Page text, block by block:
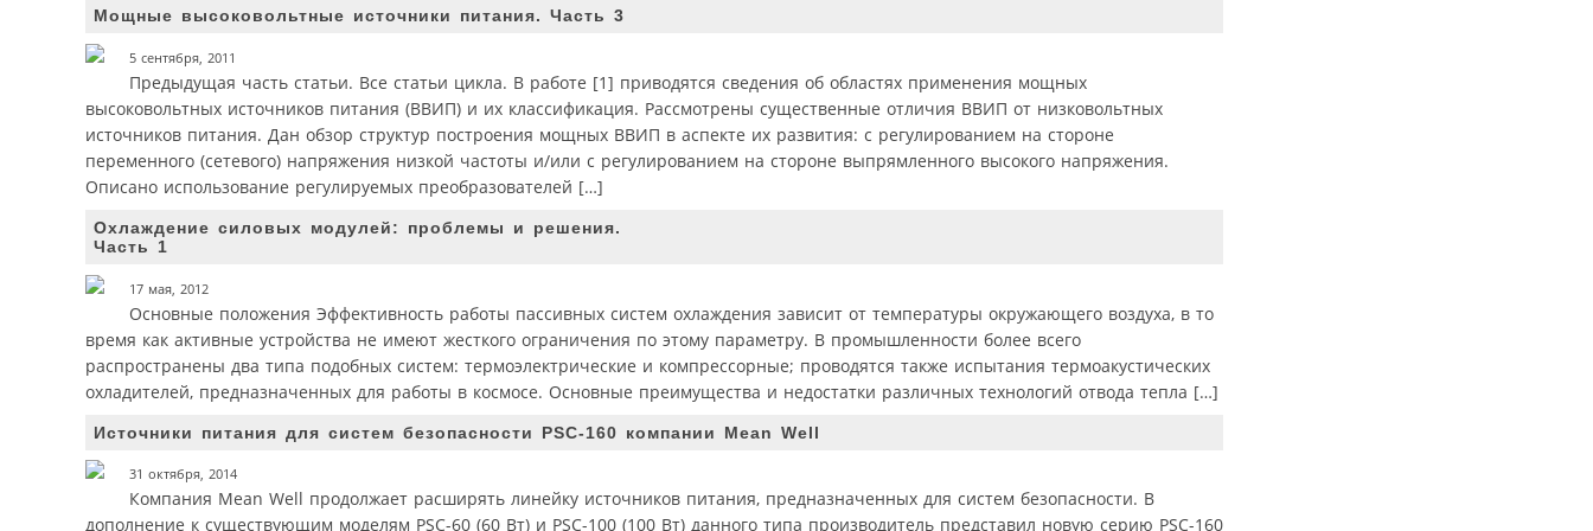
Мощные высоковольтные источники питания. Часть 3
5 сентября, 2011
Предыдущая часть статьи. Все статьи цикла. В работе [1] приводятся сведения об областях применения мощных
высоковольтных источников питания (ВВИП) и их классификация. Рассмотрены существенные отличия ВВИП от низковольтных
источников питания. Дан обзор структур построения мощных ВВИП в аспекте их развития: с регулированием на стороне
переменного (сетевого) напряжения низкой частоты и/или с регулированием на стороне выпрямленного высокого напряжения.
Описано использование регулируемых преобразователей […]
Охлаждение силовых модулей: проблемы и решения.
Часть 1
17 мая, 2012
Основные положения Эффективность работы пассивных систем охлаждения зависит от температуры окружающего воздуха, в то
время как активные устройства не имеют жесткого ограничения по этому параметру. В промышленности более всего
распространены два типа подобных систем: термоэлектрические и компрессорные; проводятся также испытания термоакустических
охладителей, предназначенных для работы в космосе. Основные преимущества и недостатки различных технологий отвода тепла […]
Источники питания для систем безопасности PSC-160 компании Mean Well
31 октября, 2014
Компания Mean Well продолжает расширять линейку источников питания, предназначенных для систем безопасности. В
дополнение к существующим моделям PSC-60 (60 Вт) и PSC-100 (100 Вт) данного типа производитель представил новую серию PSC-160